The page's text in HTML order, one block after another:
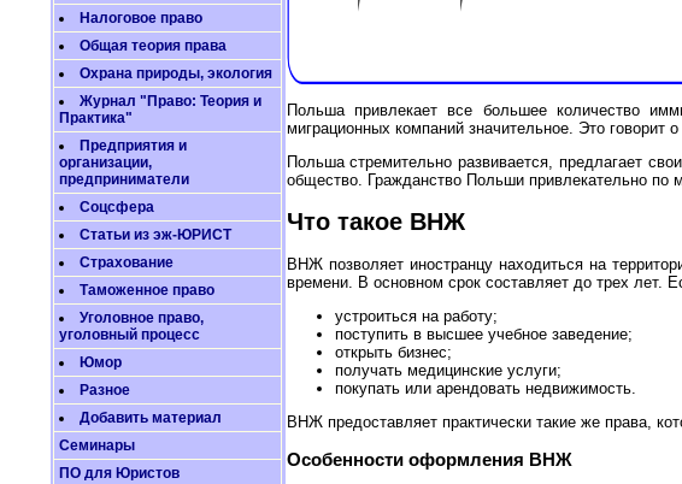
Налоговое право
Общая теория права
Охрана природы, экология
Журнал "Право: Теория и
Практика"
Предприятия и
организации,
предприниматели
Соцсфера
Статьи из эж-ЮРИСТ
Страхование
Таможенное право
Уголовное право,
уголовный процесс
Юмор
Разное
Добавить материал
Семинары
ПО для Юристов
Польша привлекает все большее количество
миграционных компаний значительное. Это говорит
Польша стремительно развивается, предлагает
общество. Гражданство Польши привлекательно по
Что такое ВНЖ
ВНЖ позволяет иностранцу находиться на
времени. В основном срок составляет до трех
устроиться на работу;
поступить в высшее учебное заведение;
открыть бизнес;
получать медицинские услуги;
покупать или арендовать недвижимость.
ВНЖ предоставляет практически такие же права,
Особенности оформления ВНЖ